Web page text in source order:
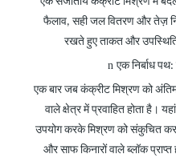
फैलाव, सही जल वितरण और तेज़
रखते हुए ताकत और
n एक निर्बाध
एक बार जब कंक्रीट मिश्रण को
वाले क्षेत्र में प्रवाहित होता है।
उपयोग करके मिश्रण को संकुचित
और साफ किनारों वाले ब्लॉक